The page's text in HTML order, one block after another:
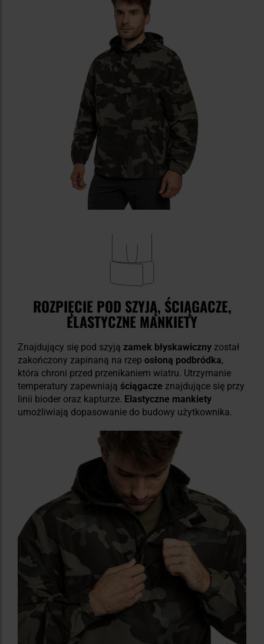
ROZPIĘCIE POD SZYJĄ, ŚCIĄGACZE,
ELASTYCZNE MANKIETY
Znajdujący się pod szyją zamek błyskawiczny został
zakończony zapinaną na rzep osłoną podbródka,
która chroni przed przenikaniem wiatru. Utrzymanie
temperatury zapewniają ściągacze znajdujące się przy
linii bioder oraz kapturze. Elastyczne mankiety
umożliwiają dopasowanie do budowy użytkownika.